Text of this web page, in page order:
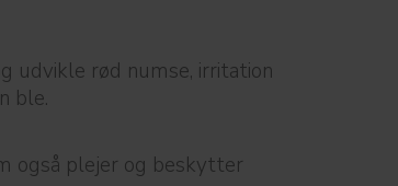
udvikle rød numse, irritation
ble.
også plejer og beskytter